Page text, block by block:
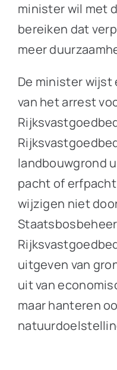
minister wil met
bereiken dat
meer
De minister wijst
van het arrest
landbouwgrond
pacht of
wijzigen niet
uitgeven van
uit van
maar hanteren